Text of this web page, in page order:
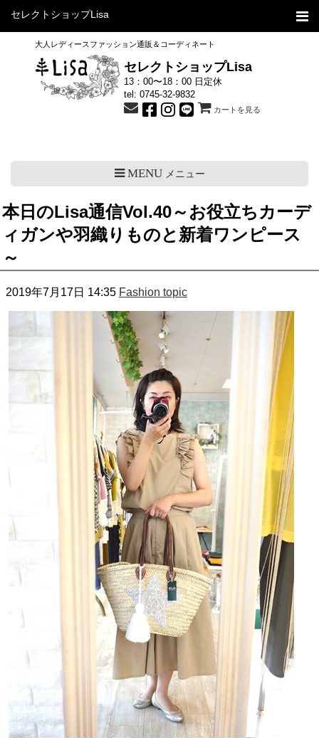
セレクトショップLisa
大人レディースファッション通販＆コーディネート
セレクトショップLisa
13：00〜18：00 日定休
tel: 0745-32-9832
カートを見る
MENUメニュー
本日のLisa通信Vol.40～お役立ちカーデ
ィガンや羽織りものと新着ワンピース
～
2019年7月17日 14:35 Fashion topic